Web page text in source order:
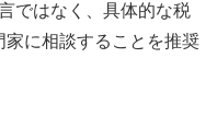
ではなく、具体的な税
に相談することを推奨